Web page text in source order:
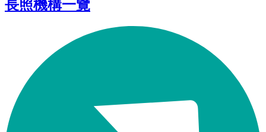
長照機構一覽